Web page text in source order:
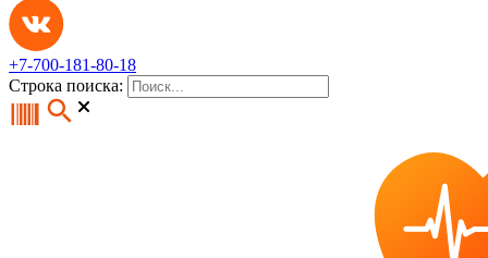
+7-700-181-80-18
Строка поиска: